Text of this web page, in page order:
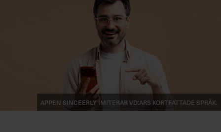
Appen Sinceerly imiterar vd:ars kortfattade språk.